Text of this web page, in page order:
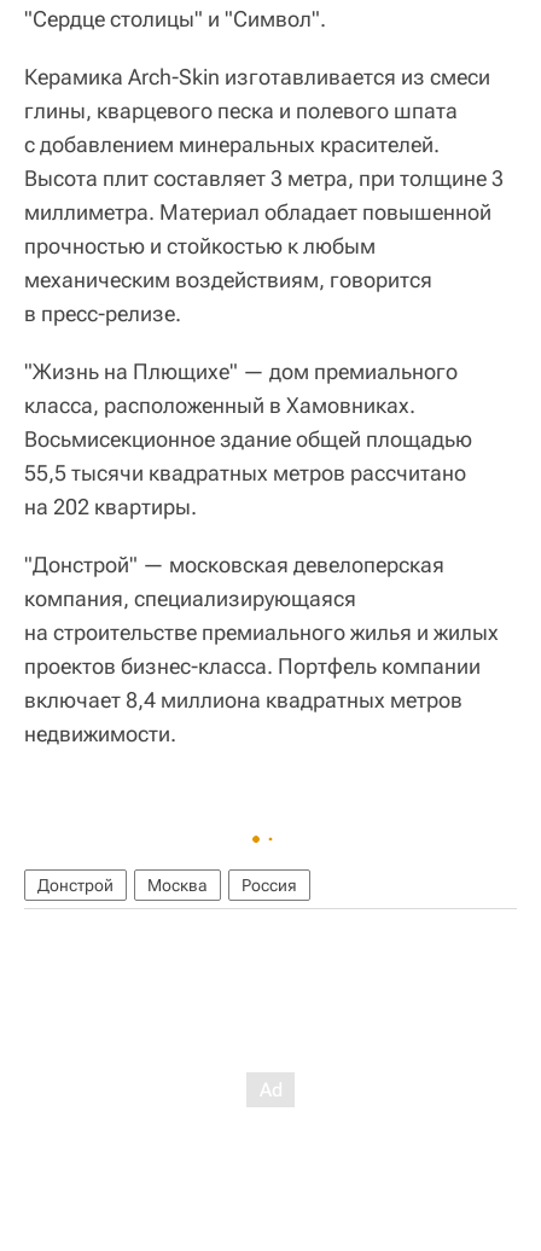
"Сердце столицы" и "Символ".
Керамика Аrch-Skin изготавливается из смеси
глины, кварцевого песка и полевого шпата
с добавлением минеральных красителей.
Высота плит составляет 3 метра, при толщине 3
миллиметра. Материал обладает повышенной
прочностью и стойкостью к любым
механическим воздействиям, говорится
в пресс-релизе.
"Жизнь на Плющихе" — дом премиального
класса, расположенный в Хамовниках.
Восьмисекционное здание общей площадью
55,5 тысячи квадратных метров рассчитано
на 202 квартиры.
"Донстрой" — московская девелоперская
компания, специализирующаяся
на строительстве премиального жилья и жилых
проектов бизнес-класса. Портфель компании
включает 8,4 миллиона квадратных метров
недвижимости.
Донстрой Москва Россия